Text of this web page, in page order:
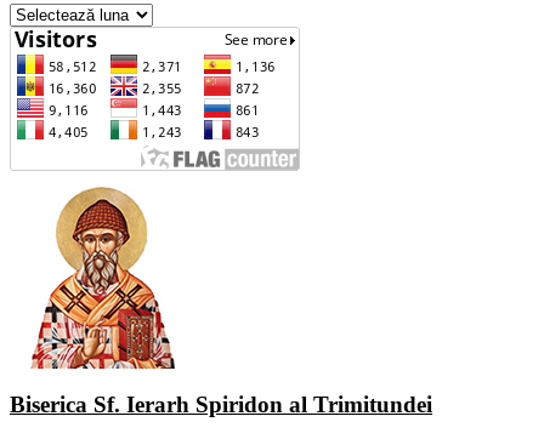
Arhiva
Biserica Sf. Ierarh Spiridon al Trimitundei